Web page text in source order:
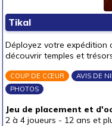
Tikal
Déployez votre
découvrir temples et
COUP DE CŒUR AVIS DE
PHOTOS
Jeu de placement et
2 à 4 joueurs - 12 ans et